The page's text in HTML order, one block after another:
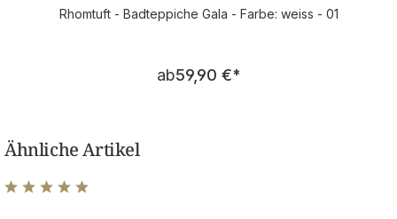
Rhomtuft - Badteppiche Gala - Farbe: weiss - 01
Regulärer Preis:
ab59,90 €*
Ähnliche Artikel